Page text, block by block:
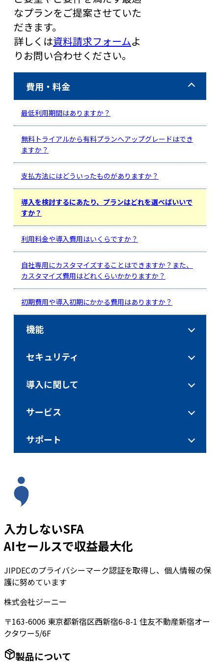
費用・料金
最低利用期間はありますか？
無料トライアルから有料プランへアップグレードはでき
ますか？
支払方法にはどういったものがありますか？
導入を検討するにあたり、プランはどれを選べばいいで
すか？
利用料金や導入費用はいくらですか？
自社専用にカスタマイズすることはできますか？また、
カスタマイズ費用はどれくらいかかりますか？
初期費用や導入初期にかかる費用はありますか？
機能
セキュリティ
導入に関して
サービス
サポート
なプランをご提案させていた
だきます。
詳しくは資料請求フォームよ
りお問い合わせください。
入力しないSFA
AIセールスで収益最大化
JIPDECのプライバシーマーク認証を取得し、個人情報の保
護に努めています
株式会社ジーニー
〒163-6006 東京都新宿区西新宿6-8-1 住友不動産新宿オー
クタワー5/6F
製品について